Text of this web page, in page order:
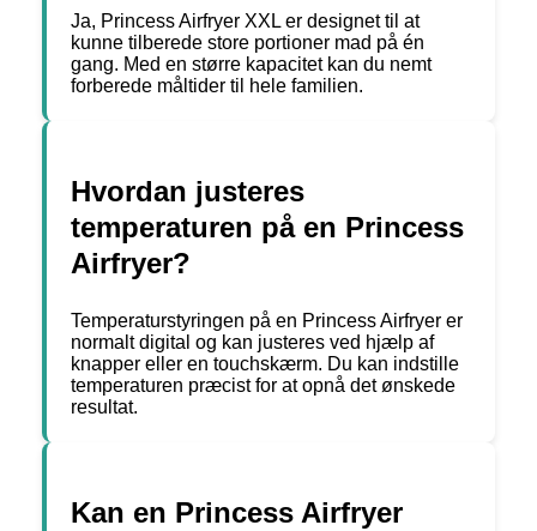
Ja, Princess Airfryer XXL er designet til at
kunne tilberede store portioner mad på én
gang. Med en større kapacitet kan du nemt
forberede måltider til hele familien.
Hvordan justeres
temperaturen på en Princess
Airfryer?
Temperaturstyringen på en Princess Airfryer er
normalt digital og kan justeres ved hjælp af
knapper eller en touchskærm. Du kan indstille
temperaturen præcist for at opnå det ønskede
resultat.
Kan en Princess Airfryer